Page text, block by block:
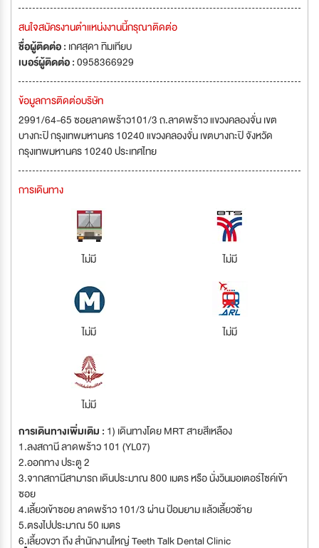
สนใจสมัครงานตำแหน่งงานนี้กรุณาติดต่อ
ชื่อผู้ติดต่อ : เกศสุดา ทิมเทียบ
เบอร์ผู้ติดต่อ :0958366929
ข้อมูลการติดต่อบริษัท
2991/64-65 ซอยลาดพร้าว101/3 ถ.ลาดพร้าว แขวงคลองจั่น เขต
บางกะปิ กรุงเทพมหานคร 10240 แขวงคลองจั่น เขตบางกะปิ จังหวัด
กรุงเทพมหานคร 10240 ประเทศไทย
การเดินทาง
ไม่มี ไม่มี
ไม่มี ไม่มี
ไม่มี
การเดินทางเพิ่มเติม : 1) เดินทางโดย MRT สายสีเหลือง
1.ลงสถานี ลาดพร้าว 101 (YL07)
2.ออกทาง ประตู 2
3.จากสถานีสามารถ เดินประมาณ 800 เมตร หรือ นั่งวินมอเตอร์ไซค์เข้า
ซอย
4.เลี้ยวเข้าซอย ลาดพร้าว 101/3 ผ่าน ป้อมยาม แล้วเลี้ยวซ้าย
5.ตรงไปประมาณ 50 เมตร
6.เลี้ยวขวา ถึง สำนักงานใหญ่ Teeth Talk Dental Clinic